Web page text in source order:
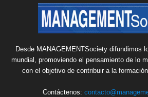
Desde MANAGEMENTSociety difundimos
mundial, promoviendo el pensamiento de lo
con el objetivo de contribuir a la
Contáctenos: